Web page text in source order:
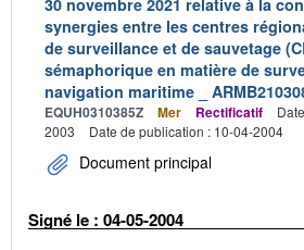
synergies entre les centres
de surveillance et de sauvetage
sémaphorique en matière de
navigation maritime _
EQUH0310385Z Mer Rectificatif
2003
Date de publication : 10-04-2004
Document principal
Signé le : 04-05-2004